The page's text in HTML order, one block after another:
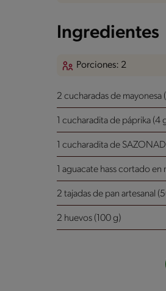
Ingredientes
Porciones: 2
2 cucharadas de mayonesa
1 cucharadita de páprika (4
1 cucharadita de
1 aguacate hass cortado en
2 tajadas de pan artesanal
2 huevos (100 g)